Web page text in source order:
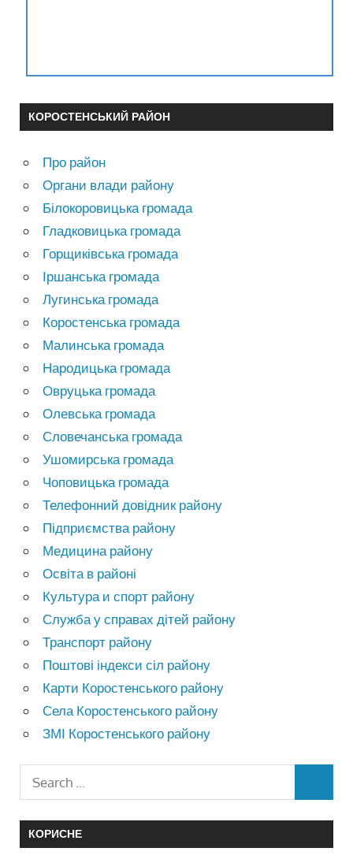
КОРОСТЕНСЬКИЙ РАЙОН
Про район
Органи влади району
Білокоровицька громада
Гладковицька громада
Горщиківська громада
Іршанська громада
Лугинська громада
Коростенська громада
Малинська громада
Народицька громада
Овруцька громада
Олевська громада
Словечанська громада
Ушомирська громада
Чоповицька громада
Телефонний довідник району
Підприємства району
Медицина району
Освіта в районі
Культура и спорт району
Служба у справах дітей району
Транспорт району
Поштові індекси сіл району
Карти Коростенського району
Села Коростенського району
ЗМІ Коростенського району
КОРИСНЕ